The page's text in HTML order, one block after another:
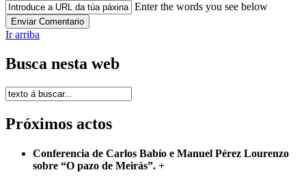
Enter the words you see below
Ir arriba
Busca nesta web
Próximos actos
Conferencia de Carlos Babío e Manuel Pérez Lourenzo
sobre “O pazo de Meirás”. +